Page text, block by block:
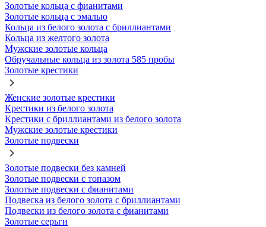
Золотые кольца с фианитами
Золотые кольца с эмалью
Кольца из белого золота с бриллиантами
Кольца из желтого золота
Мужские золотые кольца
Обручальные кольца из золота 585 пробы
Золотые крестики
Женские золотые крестики
Крестики из белого золота
Крестики с бриллиантами из белого золота
Мужские золотые крестики
Золотые подвески
Золотые подвески без камней
Золотые подвески с топазом
Золотые подвески с фианитами
Подвеска из белого золота с бриллиантами
Подвески из белого золота с фианитами
Золотые серьги